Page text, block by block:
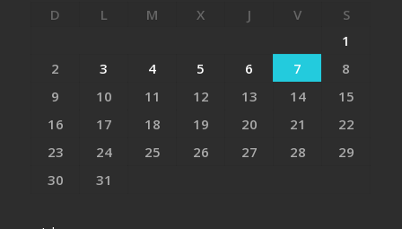
D L M X J V
S
1
2
3 4 5 6 7
8
9
10 11 12 13 14
15
16
17 18 19 20 21
22
23
24 25 26 27 28
29
30
31